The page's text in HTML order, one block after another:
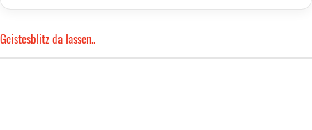
Geistesblitz da lassen..